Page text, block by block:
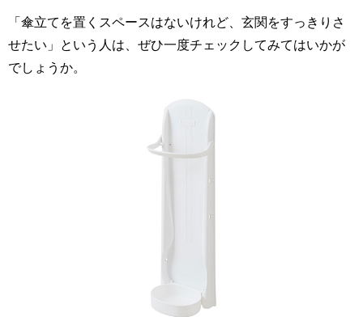
「傘立てを置くスペースはないけれど、玄関をすっきりさ
せたい」という人は、ぜひ一度チェックしてみてはいかが
でしょうか。